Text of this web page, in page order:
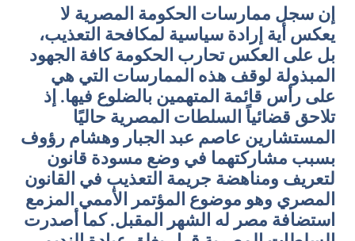
إن سجل ممارسات الحكومة المصرية لا
يعكس أية إرادة سياسية لمكافحة التعذيب،
بل على العكس تحارب الحكومة كافة الجهود
المبذولة لوقف هذه الممارسات التي هي
على رأس قائمة المتهمين بالضلوع فيها. إذ
تلاحق قضائياً السلطات المصرية حاليًا
المستشارين عاصم عبد الجبار وهشام رؤوف
بسبب مشاركتهما في وضع مسودة قانون
لتعريف ومناهضة جريمة التعذيب في القانون
المصري وهو موضوع المؤتمر الأممي المزمع
استضافة مصر له الشهر المقبل. كما أصدرت